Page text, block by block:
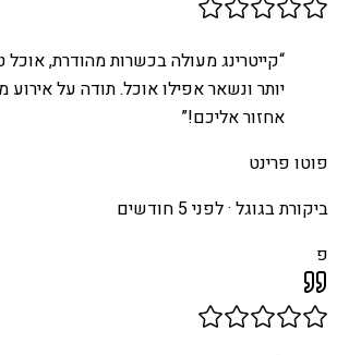
“קייטרינג מעולה בכשרות מהודרת, אוכל
יותר ונשאר אפילו אוכל. תודה על אירוע
אחזור אליכם!”
פוטו פרינט
ביקורת בגוגל ·לפני 5 חודשים
פ